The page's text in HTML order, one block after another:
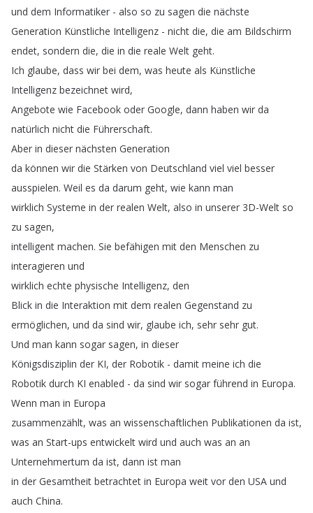
und dem Informatiker - also so zu sagen die nächste
Generation Künstliche Intelligenz - nicht die, die am Bildschirm
endet, sondern die, die in die reale Welt geht.
Ich glaube, dass wir bei dem, was heute als Künstliche
Intelligenz bezeichnet wird,
Angebote wie Facebook oder Google, dann haben wir da
natürlich nicht die Führerschaft.
Aber in dieser nächsten Generation
da können wir die Stärken von Deutschland viel viel besser
ausspielen. Weil es da darum geht, wie kann man
wirklich Systeme in der realen Welt, also in unserer 3D-Welt so
zu sagen,
intelligent machen. Sie befähigen mit den Menschen zu
interagieren und
wirklich echte physische Intelligenz, den
Blick in die Interaktion mit dem realen Gegenstand zu
ermöglichen, und da sind wir, glaube ich, sehr sehr gut.
Und man kann sogar sagen, in dieser
Königsdisziplin der KI, der Robotik - damit meine ich die
Robotik durch KI enabled - da sind wir sogar führend in Europa.
Wenn man in Europa
zusammenzählt, was an wissenschaftlichen Publikationen da ist,
was an Start-ups entwickelt wird und auch was an an
Unternehmertum da ist, dann ist man
in der Gesamtheit betrachtet in Europa weit vor den USA und
auch China.